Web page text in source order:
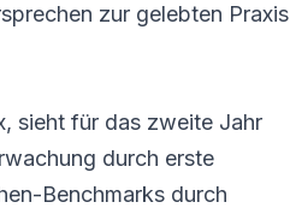
zur gelebten Praxis
sieht für das zweite Jahr
durch erste
Benchmarks durch